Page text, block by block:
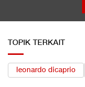
TOPIK TERKAIT
leonardo dicaprio